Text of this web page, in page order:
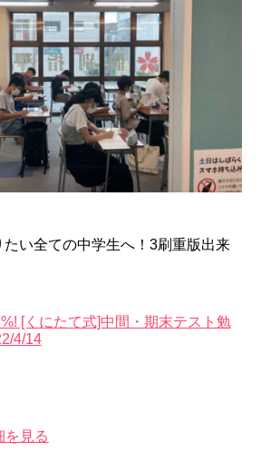
い全ての中学生へ！3刷重版出来
[くにたて式]中間・期末テスト勉
4/14
を見る